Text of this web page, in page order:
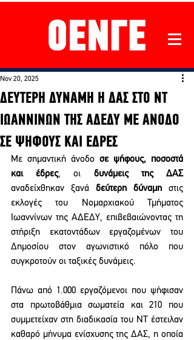
ΔΕΥΤΕΡΗ ΔΥΝΑΜΗ Η ΔΑΣ ΣΤΟ ΝΤ
ΙΩΑΝΝΙΝΩΝ ΤΗΣ ΑΔΕΔΥ ΜΕ ΑΝΟΔΟ
ΣΕ ΨΗΦΟΥΣ ΚΑΙ ΕΔΡΕΣ
Nov 20, 2025
Με σημαντική άνοδο σε ψήφους, ποσοστά
και έδρες, οι δυνάμεις της ΔΑΣ
αναδείχθηκαν ξανά δεύτερη δύναμη στις
εκλογές του Νομαρχιακού Τμήματος
Ιωαννίνων της ΑΔΕΔΥ, επιβεβαιώνοντας τη
στήριξη εκατοντάδων εργαζομένων του
Δημοσίου στον αγωνιστικό πόλο που
συγκροτούν οι ταξικές δυνάμεις.
Πάνω από 1.000 εργαζόμενοι που ψήφισαν
στα πρωτοβάθμια σωματεία και 210 που
συμμετείχαν στη διαδικασία του ΝΤ έστειλαν
καθαρό μήνυμα ενίσχυσης της ΔΑΣ, η οποία